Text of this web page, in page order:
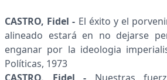
CASTRO, Fidel - El éxito y el
alineado estará en no dejarse
enganar por la ideologia
Políticas, 1973
CASTRO, Fidel - Nuestras